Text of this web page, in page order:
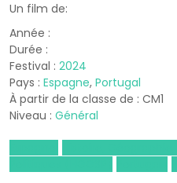
Un film de:
Année :
Durée :
Festival : 2024
Pays : Espagne, Portugal
À partir de la classe de : CM1
Niveau : Général